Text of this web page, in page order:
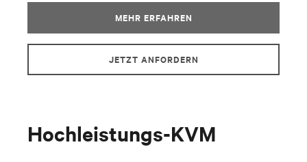
MEHR ERFAHREN
JETZT ANFORDERN
Hochleistungs-KVM